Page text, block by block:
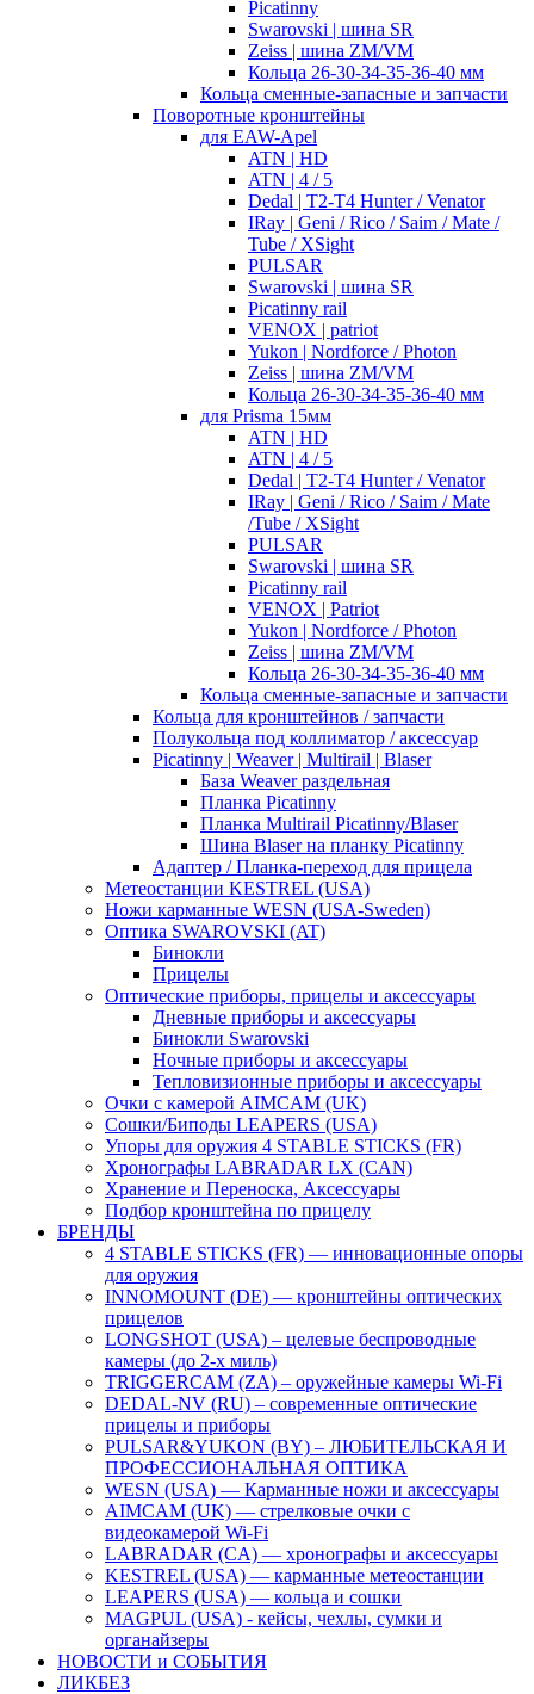
Picatinny
Swarovski | шина SR
Zeiss | шина ZM/VM
Кольца 26-30-34-35-36-40 мм
Кольца сменные-запасные и запчасти
Поворотные кронштейны
для EAW-Apel
ATN | HD
ATN | 4 / 5
Dedal | T2-T4 Hunter / Venator
IRay | Geni / Rico / Saim / Mate /
Tube / XSight
PULSAR
Swarovski | шина SR
Picatinny rail
VENOX | patriot
Yukon | Nordforce / Photon
Zeiss | шина ZM/VM
Кольца 26-30-34-35-36-40 мм
для Prisma 15мм
ATN | HD
ATN | 4 / 5
Dedal | T2-T4 Hunter / Venator
IRay | Geni / Rico / Saim / Mate
/Tube / XSight
PULSAR
Swarovski | шина SR
Picatinny rail
VENOX | Patriot
Yukon | Nordforce / Photon
Zeiss | шина ZM/VM
Кольца 26-30-34-35-36-40 мм
Кольца сменные-запасные и запчасти
Кольца для кронштейнов / запчасти
Полукольца под коллиматор / аксессуар
Picatinny | Weaver | Multirail | Blaser
База Weaver раздельная
Планка Picatinny
Планка Multirail Picatinny/Blaser
Шина Blaser на планку Picatinny
Адаптер / Планка-переход для прицела
Метеостанции KESTREL (USA)
Ножи карманные WESN (USA-Sweden)
Оптика SWAROVSKI (AT)
Бинокли
Прицелы
Оптические приборы, прицелы и аксессуары
Дневные приборы и аксессуары
Бинокли Swarovski
Ночные приборы и аксессуары
Тепловизионные приборы и аксессуары
Очки с камерой AIMCAM (UK)
Сошки/Биподы LEAPERS (USA)
Упоры для оружия 4 STABLE STICKS (FR)
Хронографы LABRADAR LX (CAN)
Хранение и Переноска, Аксессуары
Подбор кронштейна по прицелу
БРЕНДЫ
4 STABLE STICKS (FR) — инновационные опоры
для оружия
INNOMOUNT (DE) — кронштейны оптических
прицелов
LONGSHOT (USA) – целевые беспроводные
камеры (до 2-х миль)
TRIGGERCAM (ZA) – оружейные камеры Wi-Fi
DEDAL-NV (RU) – современные оптические
прицелы и приборы
PULSAR&YUKON (BY) – ЛЮБИТЕЛЬСКАЯ И
ПРОФЕССИОНАЛЬНАЯ ОПТИКА
WESN (USA) — Карманные ножи и аксессуары
AIMCAM (UK) — стрелковые очки с
видеокамерой Wi-Fi
LABRADAR (CA) — хронографы и аксессуары
KESTREL (USA) — карманные метеостанции
LEAPERS (USA) — кольца и сошки
MAGPUL (USA) - кейсы, чехлы, сумки и
органайзеры
НОВОСТИ и СОБЫТИЯ
ЛИКБЕЗ